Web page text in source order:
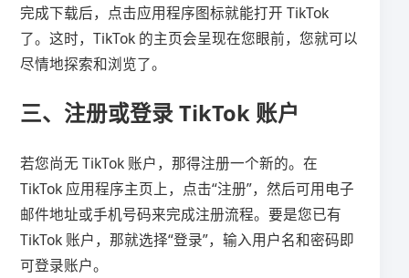
完成下载后，点击应用程序图标就能打开 TikTok
了。这时，TikTok 的主页会呈现在您眼前，您就可以
尽情地探索和浏览了。
三、注册或登录 TikTok 账户
若您尚无 TikTok 账户，那得注册一个新的。在
TikTok 应用程序主页上，点击“注册”，然后可用电子
邮件地址或手机号码来完成注册流程。要是您已有
TikTok 账户，那就选择“登录”，输入用户名和密码即
可登录账户。